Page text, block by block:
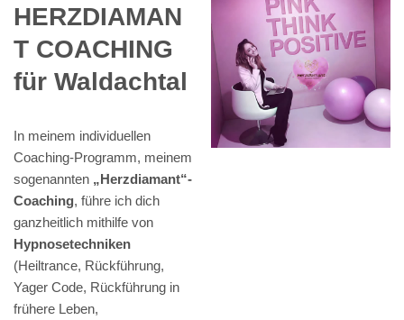
HERZDIAMAN
T COACHING
für Waldachtal
In meinem individuellen
Coaching-Programm, meinem
sogenannten „Herzdiamant“-
Coaching, führe ich dich
ganzheitlich mithilfe von
Hypnosetechniken
(Heiltrance, Rückführung,
Yager Code, Rückführung in
frühere Leben,